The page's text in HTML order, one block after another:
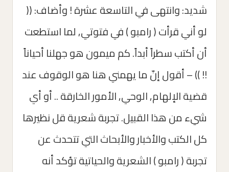
شديد: وانتهى في التاسعة عشرة ! وأضاف: ((
لو أني قرأت ( رامبو ) في فتوتي, لما استطعت
أن أكتب سطراً أبداً. كم ميمون هو جهلنا أحياناً
!! )) – أقول إنّ ما يهمني هنا هو الوقوف عند
قضية الإلهام, الوحي, الأمور الخارقة .. أو أي
شيء من هذا القبيل. تجربة شعرية قل نظيرها
كل الكتب والأخبار والأبحاث التي تتحدث عن
تجربة ( رامبو ) الشعرية والحياتية تؤكد أنه